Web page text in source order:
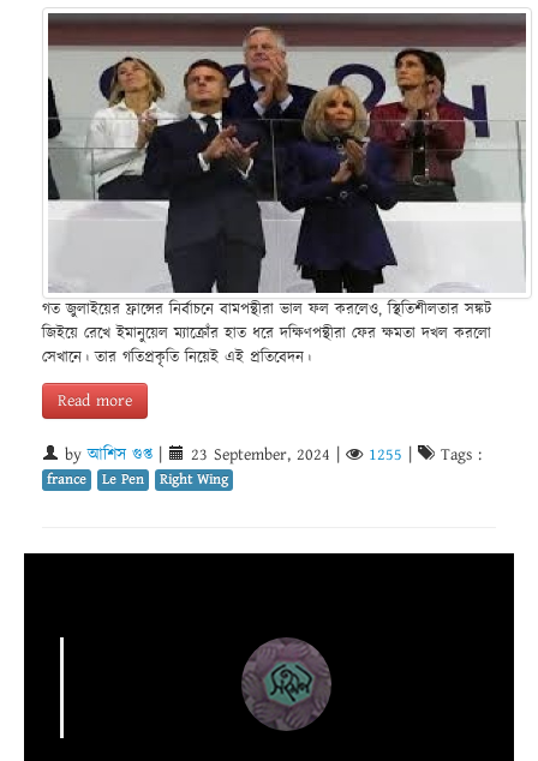
গত জুলাইয়ের ফ্রান্সের নির্বাচনে বামপন্থীরা ভাল ফল করলেও, স্থিতিশীলতার সঙ্কট
জিইয়ে রেখে ইমানুয়েল ম্যাক্রোঁর হাত ধরে দক্ষিণপন্থীরা ফের ক্ষমতা দখল করলো
সেখানে। তার গতিপ্রকৃতি নিয়েই এই প্রতিবেদন।
Read more
byআশিস গুপ্ত 23 September, 2024 1255 Tags :
france Le Pen Right Wing